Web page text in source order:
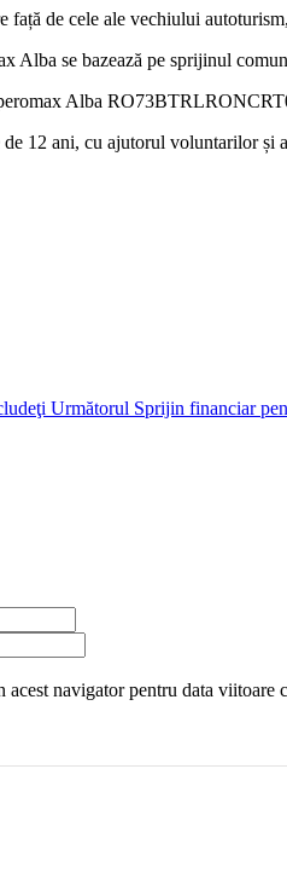
de cele ale vechiului
Alba se bazează pe sprijinul
Alba
12 ani, cu ajutorul voluntarilor
Următorul Sprijin financiar
navigator pentru data viitoare